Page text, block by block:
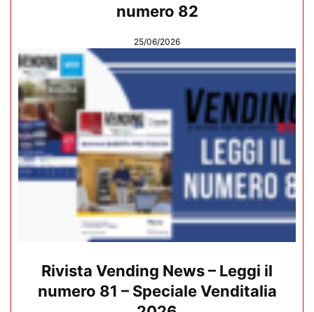
numero 82
25/06/2026
Rivista Vending News – Leggi il
numero 81 – Speciale Venditalia